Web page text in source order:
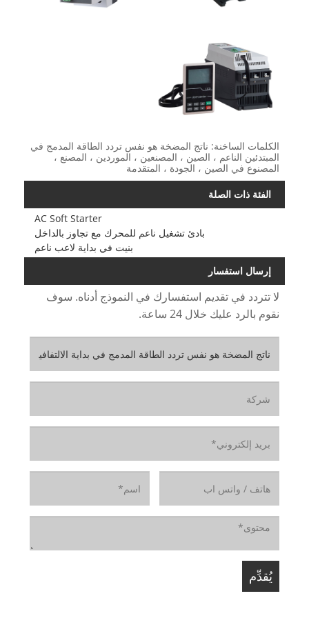
الكلمات الساخنة: ناتج المضخة هو نفس تردد الطاقة المدمج في
المبتدئين الناعم ، الصين ، المصنعين ، الموردين ، المصنع ،
المصنوع في الصين ، الجودة ، المتقدمة
الفئة ذات الصلة
AC Soft Starter
بادئ تشغيل ناعم للمحرك مع تجاوز بالداخل
بنيت في بداية لاعب ناعم
إرسال استفسار
لا تتردد في تقديم استفسارك في النموذج أدناه. سوف
نقوم بالرد عليك خلال 24 ساعة.